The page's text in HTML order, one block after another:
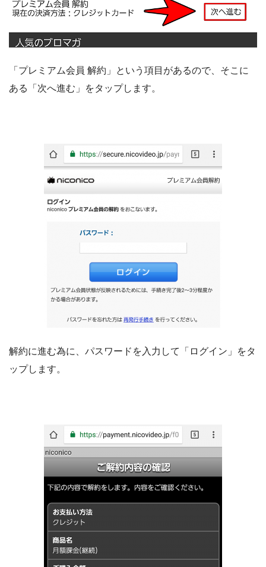
「プレミアム会員 解約」という項目があるので、そこに
ある「次へ進む」をタップします。
解約に進む為に、パスワードを入力して「ログイン」をタ
ップします。